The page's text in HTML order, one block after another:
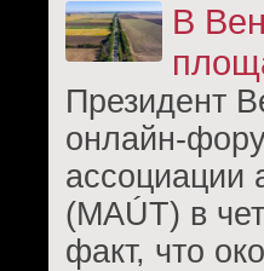
В
Президент
онлайн-
ассоциации
(MAÚT) в
факт, что